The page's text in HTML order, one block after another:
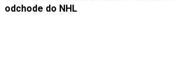
odchode do NHL